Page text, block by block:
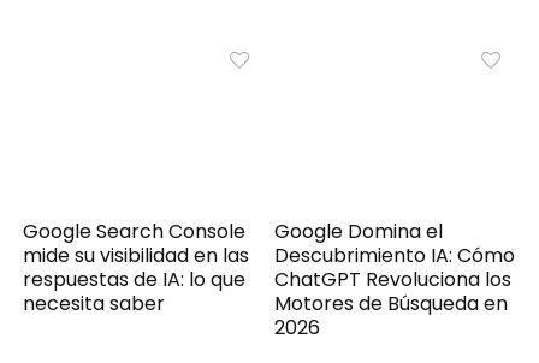
Google Search Console
mide su visibilidad en las
respuestas de IA: lo que
necesita saber
Google Domina el
Descubrimiento IA: Cómo
ChatGPT Revoluciona los
Motores de Búsqueda en
2026